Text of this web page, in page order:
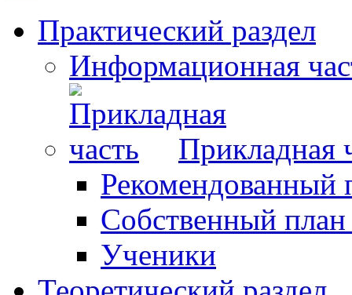
Практический раздел
Информационная
Прикладная
Рекомендованный
Собственный
Ученики